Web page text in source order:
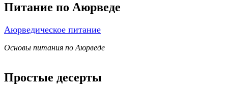
Питание по Аюрведе
Аюрведическое питание
Основы питания по Аюрведе
Простые десерты